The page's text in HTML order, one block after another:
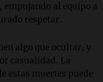
empujando al equipo a
respetar.
algo que ocultar, y
casualidad. La
estas muertes puede